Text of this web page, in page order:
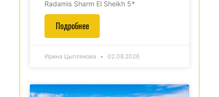
Radamis Sharm El Sheikh 5*
Подробнее
Ирина Цыплякова 02.08.2026